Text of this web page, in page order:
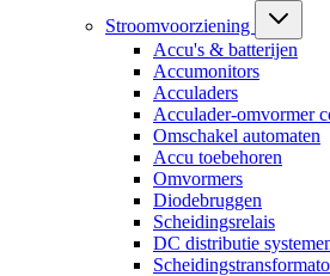
Stroomvoorziening
Accu's & batterijen
Accumonitors
Acculaders
Acculader-omvormer
Omschakel automaten
Accu toebehoren
Omvormers
Diodebruggen
Scheidingsrelais
DC distributie